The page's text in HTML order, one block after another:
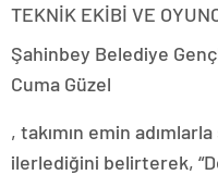
TEKNİK EKİBİ VE
Şahinbey Belediye
Cuma Güzel
pectoris/index.html
, takımın emin
ilerlediğini belirterek,